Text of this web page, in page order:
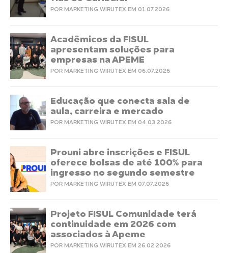
POR MARKETING WIRUTEX EM 01.07.2026
Acadêmicos da FISUL
apresentam soluções para
empresas na APEME
POR MARKETING WIRUTEX EM 06.07.2026
Educação que conecta sala de
aula, carreira e mercado
POR MARKETING WIRUTEX EM 04.03.2026
Prouni abre inscrições e FISUL
oferece bolsas de até 100% para
ingresso no segundo semestre
POR MARKETING WIRUTEX EM 07.07.2026
Projeto FISUL Comunidade terá
continuidade em 2026 com
associados à Apeme
POR MARKETING WIRUTEX EM 26.02.2026